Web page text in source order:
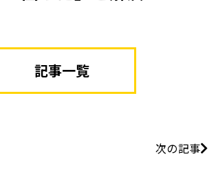
記事一覧
次の記事